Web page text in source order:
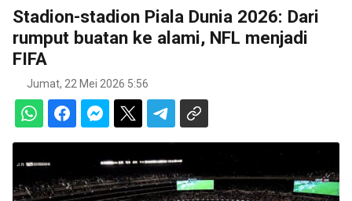
Stadion-stadion Piala Dunia 2026: Dari
rumput buatan ke alami, NFL menjadi
FIFA
Jumat, 22 Mei 2026 5:56